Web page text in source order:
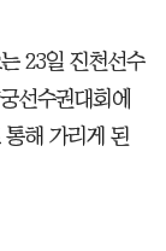
23일 진천선수
선수권대회에
해 가리게 된